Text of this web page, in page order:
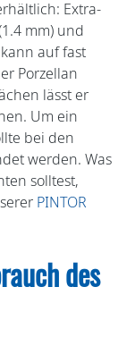
Extra-
mm) und
auf fast
Porzellan
lässt er
Um ein
bei den
werden. Was
solltest,
PINTOR
des